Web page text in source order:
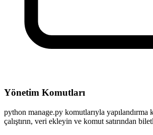
Yönetim Komutları
python manage.py komutlarıyla yapılandırma
çalıştırın, veri ekleyin ve komut satırından